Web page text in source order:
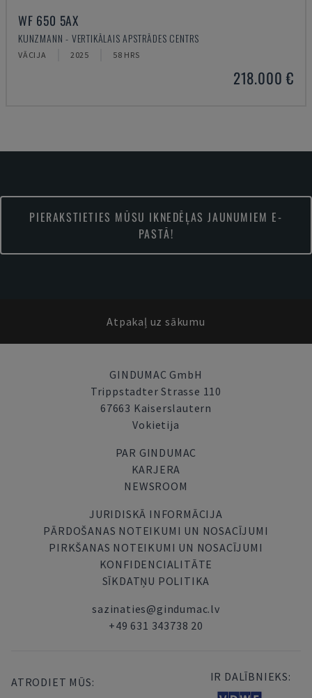
WF 650 5AX
KUNZMANN - VERTIKĀLAIS APSTRĀDES CENTRS
VĀCIJA 2025 58 HRS
218.000 €
PIERAKSTIETIES MŪSU IKNEDĒĻAS JAUNUMIEM E-
PASTĀ!
Atpakaļ uz sākumu
GINDUMAC GmbH
Trippstadter Strasse 110
67663 Kaiserslautern
Vokietija
PAR GINDUMAC
KARJERA
NEWSROOM
JURIDISKĀ INFORMĀCIJA
PĀRDOŠANAS NOTEIKUMI UN NOSACĪJUMI
PIRKŠANAS NOTEIKUMI UN NOSACĪJUMI
KONFIDENCIALITĀTE
SĪKDATŅU POLITIKA
sazinaties@gindumac.lv
+49 631 343738 20
ATRODIET MŪS: IR DALĪBNIEKS: